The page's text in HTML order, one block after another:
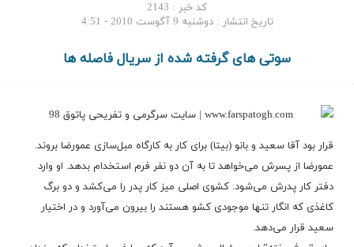
کد خبر : 2143
تاریخ انتشار : دوشنبه 9 آگوست 2010 - 4:51
سوتی های گرفته شده از سریال فاصله ها
قرار بود آقا سعید و بانو (بیتا) برای کار به کارگاه مبل‌سازی عمورضا بروند.
عمورضا از پسرش می‌خواهد تا به آن دو نفر فرم استخدام بدهد. او وارد
دفتر کار پدرش می‌شود. کشوی اصلی میز کار پدر را می‌کشد و دو برگ
کاغذی که انگار تنها موجودی کشو هستند را بیرون می‌آورد و در اختیار
سعید قرار می‌دهد.